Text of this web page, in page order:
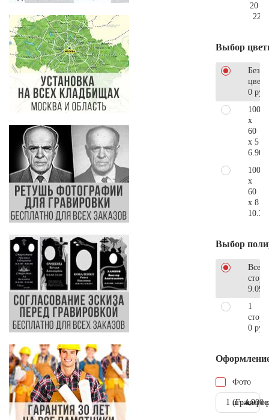
20
Выбор
Без
0 руб.
100
x
60
x 5
100
x
60
x 8
Выбор
Все
1
0 руб.
Фото
1 шт.4.900